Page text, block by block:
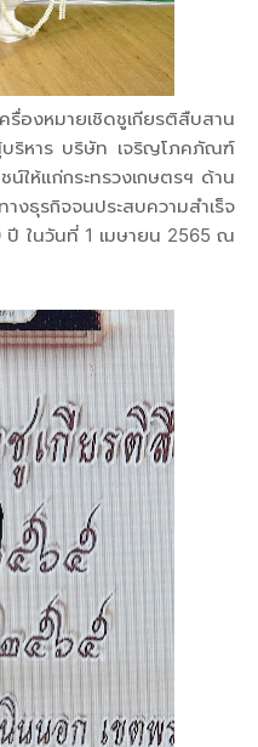
องหมายเชิดชูเกียรติสืบสาน
ริหาร บริษัท เจริญโภคภัณฑ์
ให้แก่กระทรวงเกษตรฯ ด้าน
งธุรกิจจนประสบความสำเร็จ
ปี ในวันที่ 1 เมษายน 2565 ณ